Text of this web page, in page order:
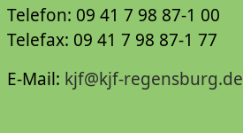
Telefon: 09 41 7 98 87-1 00
Telefax: 09 41 7 98 87-1 77
E-Mail: kjf@kjf-regensburg.de